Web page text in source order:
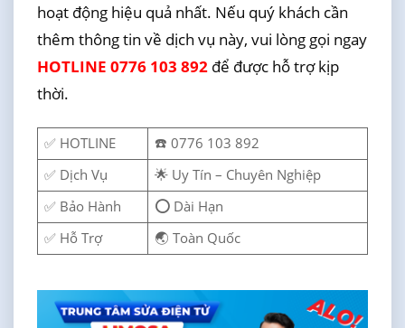
hoạt động hiệu quả nhất. Nếu quý khách cần
thêm thông tin về dịch vụ này, vui lòng gọi ngay
HOTLINE 0776 103 892để được hỗ trợ kịp
thời.
✅ HOTLINE
☎️ 0776 103 892
✅ Dịch Vụ
🌟 Uy Tín – Chuyên Nghiệp
✅ Bảo Hành
⭕ Dài Hạn
✅ Hỗ Trợ
🌏 Toàn Quốc